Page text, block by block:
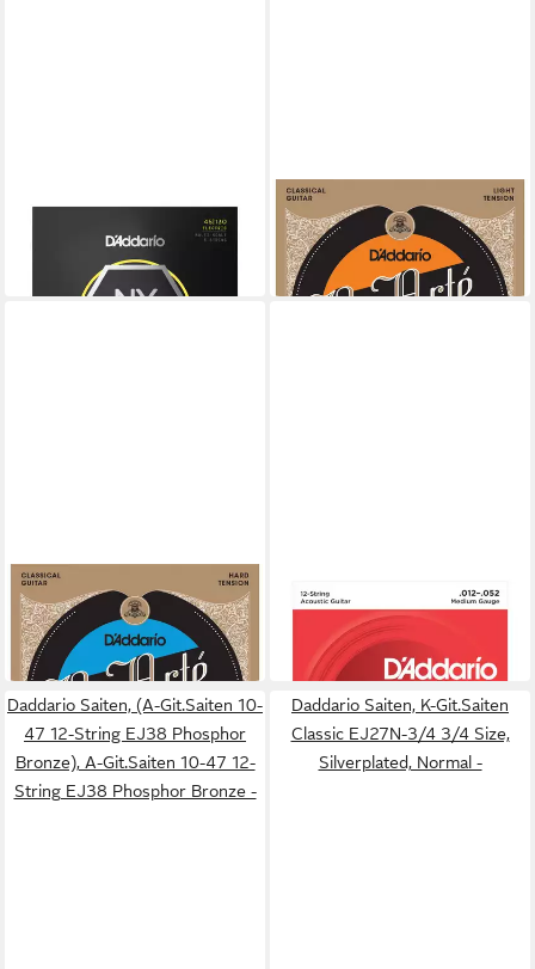
in 3-4 Werktagen bei dir
DADDARIO
Saiten
14,15 €
in 3-4 Werktagen bei dir
DADDARIO
Saiten
16,09 €
in 3-4 Werktagen bei dir
Saiten
18,25 €
in 3-4 Werktagen bei dir
Daddario Saiten, (A-Git.Saiten 10-
47 12-String EJ38 Phosphor
Bronze), A-Git.Saiten 10-47 12-
String EJ38 Phosphor Bronze -
Daddario Saiten, K-Git.Saiten
Classic EJ27N-3/4 3/4 Size,
Silverplated, Normal -